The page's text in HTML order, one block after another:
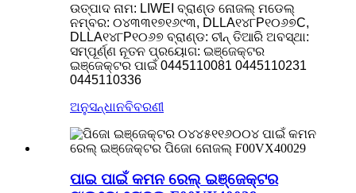
ଉତ୍ପାଦ ନାମ: LIWEI ବ୍ରାଣ୍ଡ ନୋଜଲ୍ ମଡେଲ୍
ନମ୍ବର: ୦୪୩୩୧୭୧୬୯୩, DLLA୧୪୮P୧୦୬୭C,
DLLA୧୪୮P୧୦୬୭ ବ୍ରାଣ୍ଡ: ଚୀନ୍ ତିଆରି ଅବସ୍ଥା:
ସମ୍ପୂର୍ଣ୍ଣ ନୂତନ ପ୍ରୟୋଗ: ଇଞ୍ଜେକ୍ଟର
ଇଞ୍ଜେକ୍ଟର ପାଇଁ 0445110081 0445110231
0445110336
ଅନୁସନ୍ଧାନବିବରଣୀ
ପାଇ ପାଇଁ କମନ ରେଲ୍ ଇଞ୍ଜେକ୍ଟର